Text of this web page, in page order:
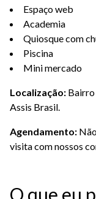
Espaço web
Academia
Quiosque com
Piscina
Mini mercado
Localização: Bairro
Assis Brasil.
Agendamento:
visita com nossos
O que eu